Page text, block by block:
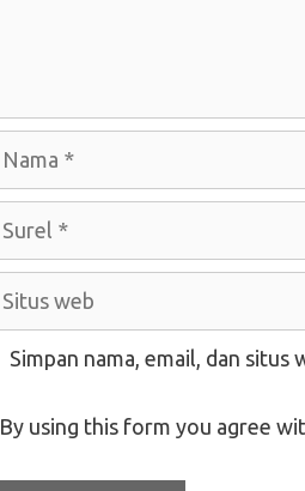
Simpan nama, email, dan
By using this form you agree